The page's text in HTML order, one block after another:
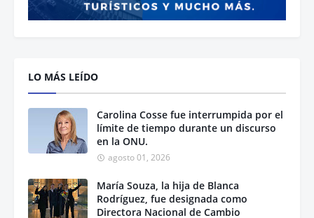
LO MÁS LEÍDO
Carolina Cosse fue interrumpida por el
límite de tiempo durante un discurso
en la ONU.
agosto 01, 2026
María Souza, la hija de Blanca
Rodríguez, fue designada como
Directora Nacional de Cambio